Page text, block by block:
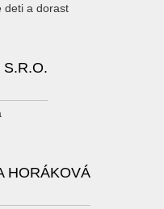
deti a dorast
S.R.O.
HORÁKOVÁ